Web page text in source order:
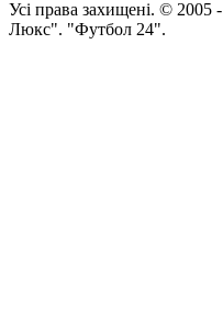
Усi права захищенi. © 2005 -
Люкс". "Футбол 24".